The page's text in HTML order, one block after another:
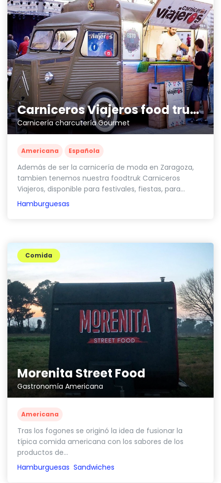
Carniceros Viajeros food truck
Carnicería charcutería Gourmet
Americana Española
Además de ser la carnicería de moda en Zaragoza,
tambien tenemos nuestra foodtruk Carniceros
Viajeros, disponible para festivales, fiestas, para...
Hamburguesas
Morenita Street Food
Gastronomía Americana
Comida
Americana
Tras los fogones se originó la idea de fusionar la
típica comida americana con los sabores de los
productos de...
Hamburguesas Sandwiches